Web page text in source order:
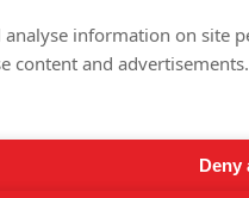
analyse information on site
content and advertisements.
Deny